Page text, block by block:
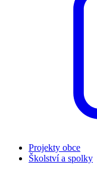
Projekty obce
Školství a spolky